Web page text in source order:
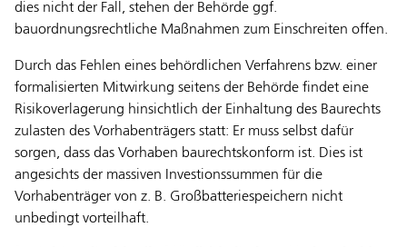
dies nicht der Fall, stehen der Behörde ggf.
bauordnungsrechtliche Maßnahmen zum Einschreiten offen.
Durch das Fehlen eines behördlichen Verfahrens bzw. einer
formalisierten Mitwirkung seitens der Behörde findet eine
Risikoverlagerung hinsichtlich der Einhaltung des Baurechts
zulasten des Vorhabenträgers statt: Er muss selbst dafür
sorgen, dass das Vorhaben baurechtskonform ist. Dies ist
angesichts der massiven Investionssummen für die
Vorhabenträger von z. B. Großbatteriespeichern nicht
unbedingt vorteilhaft.